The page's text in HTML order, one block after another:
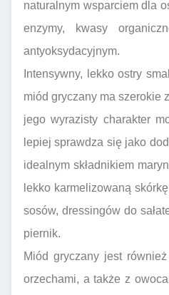
naturalnym wsparciem dla
enzymy, kwasy
antyoksydacyjnym.
Intensywny, lekko ostry
miód gryczany ma szerokie
jego wyrazisty charakter
lepiej sprawdza się jako
idealnym składnikiem
lekko karmelizowaną
sosów, dressingów do
piernik.
Miód gryczany jest
orzechami, a także z